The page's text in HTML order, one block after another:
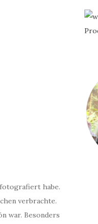
habe.
verbrachte.
war. Besonders